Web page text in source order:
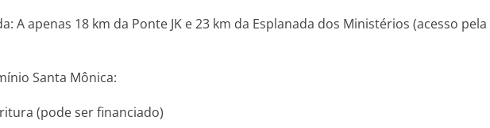
A apenas 18 km da Ponte JK e 23 km da Esplanada dos Ministérios (acesso pela
Santa Mônica:
(pode ser financiado)